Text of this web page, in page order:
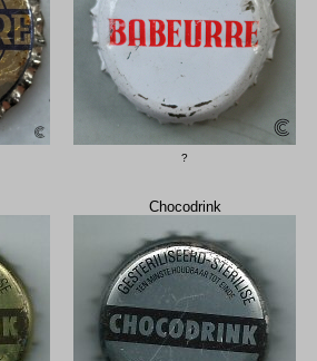
?
Chocodrink